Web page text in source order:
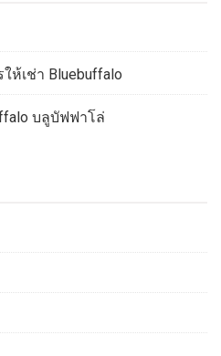
ห้เช่า Bluebuffalo
บลูบัฟฟาโล่